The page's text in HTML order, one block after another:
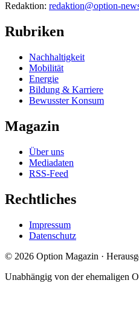
Redaktion: redaktion@option-
Rubriken
Nachhaltigkeit
Mobilität
Energie
Bildung & Karriere
Bewusster Konsum
Magazin
Über uns
Mediadaten
RSS-Feed
Rechtliches
Impressum
Datenschutz
© 2026 Option Magazin ·
Unabhängig von der ehemaligen